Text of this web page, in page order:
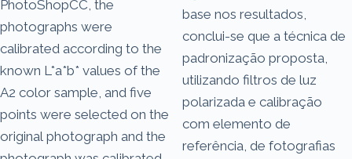
PhotoShopCC, the
photographs were
calibrated according to the
known L*a*b* values of the
A2 color sample, and five
points were selected on the
original photograph and the
base nos resultados,
conclui-se que a técnica de
padronização proposta,
utilizando filtros de luz
polarizada e calibração
com elemento de
referência, de fotografias